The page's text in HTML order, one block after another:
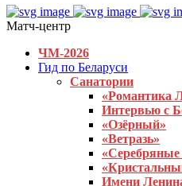
Матч-центр
ЧМ-2026
Гид по Беларуси
Санатории
«Романтика
Интервью с
«Озёрный»
«Ветразь»
Имени